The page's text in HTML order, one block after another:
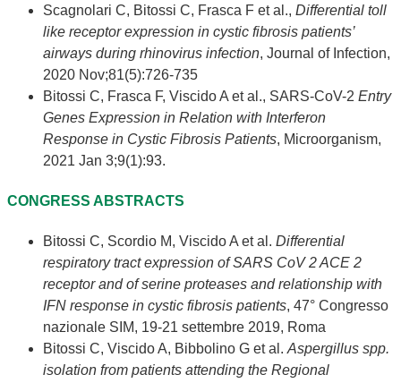
Scagnolari C, Bitossi C, Frasca F et al., Differential toll
like receptor expression in cystic fibrosis patients’
airways during rhinovirus infection, Journal of Infection,
2020 Nov;81(5):726-735
Bitossi C, Frasca F, Viscido A et al., SARS-CoV-2 Entry
Genes Expression in Relation with Interferon
Response in Cystic Fibrosis Patients, Microorganism,
2021 Jan 3;9(1):93.
CONGRESS ABSTRACTS
Bitossi C, Scordio M, Viscido A et al. Differential
respiratory tract expression of SARS CoV 2 ACE 2
receptor and of serine proteases and relationship with
IFN response in cystic fibrosis patients, 47° Congresso
nazionale SIM, 19-21 settembre 2019, Roma
Bitossi C, Viscido A, Bibbolino G et al. Aspergillus spp.
isolation from patients attending the Regional